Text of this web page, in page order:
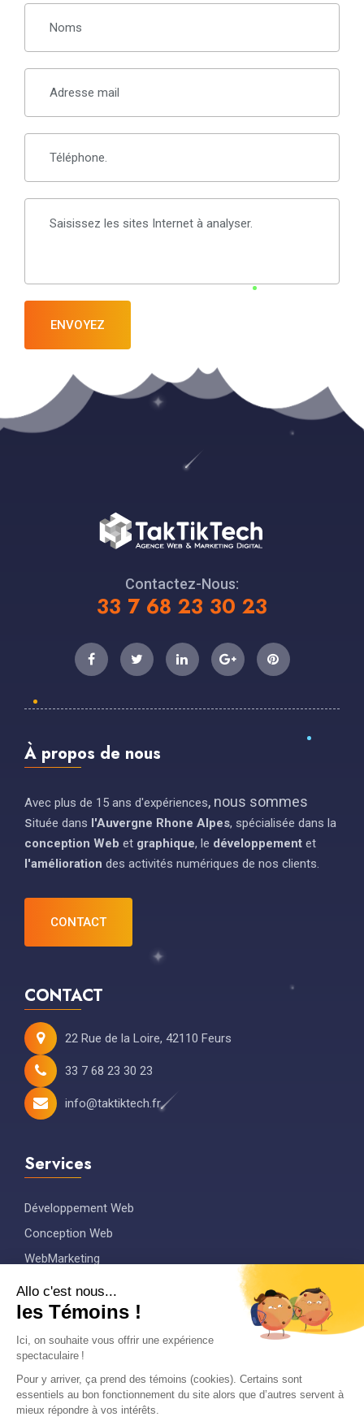
ENVOYEZ
Contactez-Nous:
33 7 68 23 30 23
À propos de nous
Avec plus de 15 ans d'expériences, nous sommes
située dans l'Auvergne Rhone Alpes, spécialisée dans la
conception Web et graphique, le développement et
l'amélioration des activités numériques de nos clients.
CONTACT
Services
Développement Web
Conception Web
WebMarketing
Graphisme
Maintenance
Conseil
CONTACT
22 Rue de la Loire, 42110 Feurs
33 7 68 23 30 23
info@taktiktech.fr